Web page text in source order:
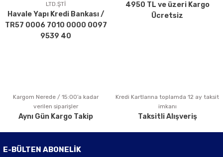
Ürün bilgilerinde hatalar bulunuyor.
Ürün fiyatı diğer sitelerden daha pahalı.
Bu ürüne benzer farklı alternatifler olmalı.
Gönder
LTD.ŞTİ
Havale Yapı Kredi Bankası /
TR57 0006 7010 0000 0097
9539 40
4950 TL ve üzeri Kargo
Ücretsiz
Kargom Nerede / 15:00’a kadar
verilen siparişler
Aynı Gün Kargo Takip
Kredi Kartlarına toplamda 12 ay taksit
imkanı
Taksitli Alışveriş
E-BÜLTEN ABONELİK